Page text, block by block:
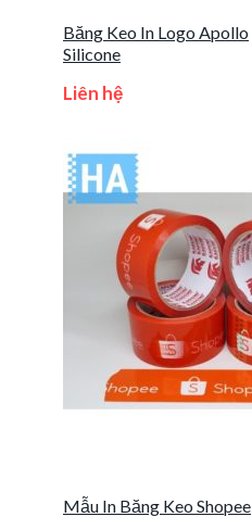
Băng Keo In Logo Apollo
Silicone
Liên hệ
Mẫu In Băng Keo Shopee